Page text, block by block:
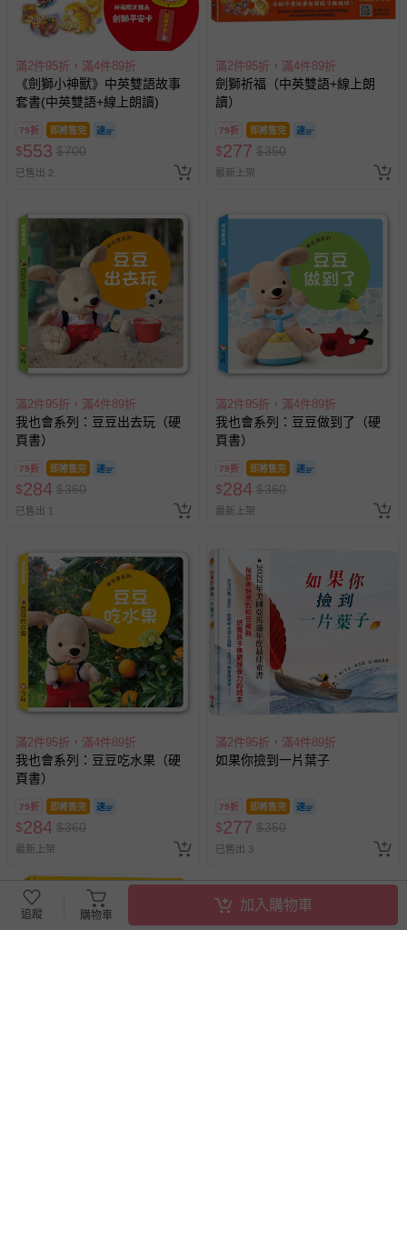
滿2件95折，滿4件89折
《劍獅小神獸》中英雙語故事
套書(中英雙語+線上朗讀)
79折 即將售完
$553 $700
已售出 2
滿2件95折，滿4件89折
劍獅祈福（中英雙語+線上朗
讀）
79折 即將售完
$277 $350
最新上架
滿2件95折，滿4件89折
我也會系列：豆豆出去玩（硬
頁書）
79折 即將售完
$284 $360
已售出 1
滿2件95折，滿4件89折
我也會系列：豆豆做到了（硬
頁書）
79折 即將售完
$284 $360
最新上架
滿2件95折，滿4件89折
我也會系列：豆豆吃水果（硬
頁書）
79折 即將售完
$284 $360
最新上架
滿2件95折，滿4件89折
如果你撿到一片葉子
79折 即將售完
$277 $350
已售出 3
追蹤 購物車
加入購物車